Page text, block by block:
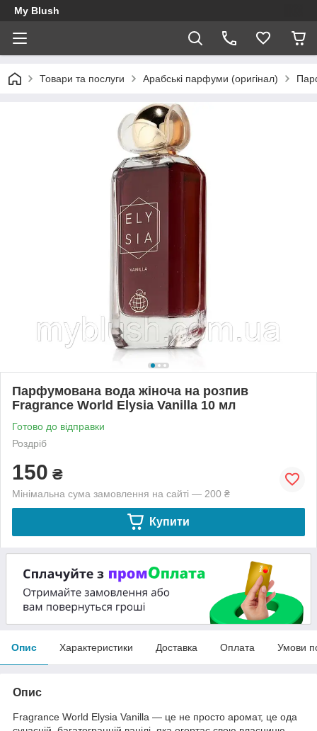
My Blush
Товари та послуги Арабські парфуми (оригінал)
Парфумована вода жіноча на розпив
Fragrance World Elysia Vanilla 10 мл
Готово до відправки
Роздріб
150 ₴
Мінімальна сума замовлення на сайті — 200 ₴
Купити
Опис Характеристики Доставка Оплата Умови
Опис
Fragrance World Elysia Vanilla — це не просто аромат, це ода